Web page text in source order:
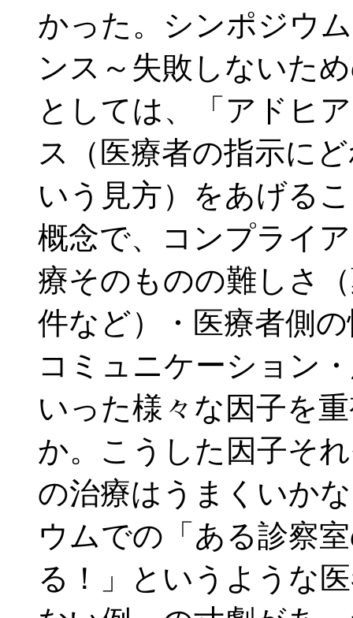
かった。シンポジウ
ンス～失敗しないた
としては、「アドヒ
ス（医療者の指示に
いう見方）をあげる
概念で、コンプライ
療そのものの難しさ
件など）・医療者側
コミュニケーション
いった様々な因子を
か。こうした因子そ
の治療はうまくいか
ウムでの「ある診察
る！」というような